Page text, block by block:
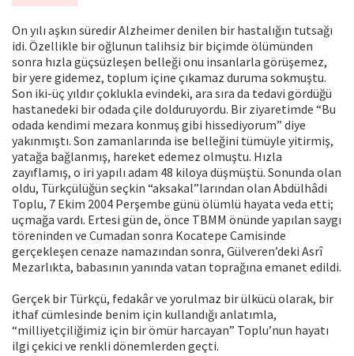
On yılı aşkın süredir Alzheimer denilen bir hastalığın tutsağı
idi. Özellikle bir oğlunun talihsiz bir biçimde ölümünden
sonra hızla güçsüzleşen belleği onu insanlarla görüşemez,
bir yere gidemez, toplum içine çıkamaz duruma sokmuştu.
Son iki-üç yıldır çoklukla evindeki, ara sıra da tedavi gördüğü
hastanedeki bir odada çile dolduruyordu. Bir ziyaretimde “Bu
odada kendimi mezara konmuş gibi hissediyorum” diye
yakınmıştı. Son zamanlarında ise belleğini tümüyle yitirmiş,
yatağa bağlanmış, hareket edemez olmuştu. Hızla
zayıflamış, o iri yapılı adam 48 kiloya düşmüştü. Sonunda olan
oldu, Türkçülüğün seçkin “aksakal”larından olan Abdülhâdi
Toplu, 7 Ekim 2004 Perşembe günü ölümlü hayata veda etti;
uçmağa vardı. Ertesi gün de, önce TBMM önünde yapılan saygı
töreninden ve Cumadan sonra Kocatepe Camisinde
gerçekleşen cenaze namazından sonra, Gülveren’deki Asrî
Mezarlıkta, babasının yanında vatan toprağına emanet edildi.
Gerçek bir Türkçü, fedakâr ve yorulmaz bir ülkücü olarak, bir
ithaf cümlesinde benim için kullandığı anlatımla,
“milliyetçiliğimiz için bir ömür harcayan” Toplu’nun hayatı
ilgi çekici ve renkli dönemlerden geçti.